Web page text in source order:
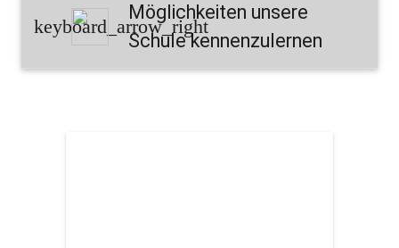
keyboard_arrow_right
Möglichkeiten unsere
Schule kennenzulernen